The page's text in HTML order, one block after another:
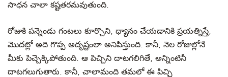
సాధన చాలా కష్టతరమవుతుంది.
రోజుకి పన్నెండు గంటలు కూర్చొని, ధ్యానం చేయడానికి ప్రయత్నిస్తే,
మొదట్లో అది గొప్ప అదృష్టంలా అనిపిస్తుంది. కానీ, నెల రోజుల్లోనే
మీకు పిచ్చెక్కిపోతుంది. ఆ పిచ్చిని దాటగలిగితే, అన్నింటినీ
దాటగలుగుతారు. కానీ, చాలామంది తమలో ఈ పిచ్చి